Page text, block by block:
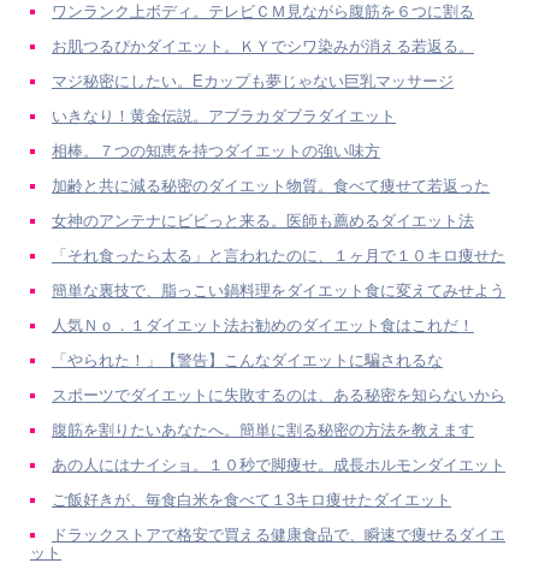
ワンランク上ボディ。テレビＣＭ見ながら腹筋を６つに割る
お肌つるぴかダイエット。ＫＹでシワ染みが消える若返る。
マジ秘密にしたい。Eカップも夢じゃない巨乳マッサージ
いきなり！黄金伝説。アブラカダブラダイエット
相棒。７つの知恵を持つダイエットの強い味方
加齢と共に減る秘密のダイエット物質。食べて痩せて若返った
女神のアンテナにビビっと来る。医師も薦めるダイエット法
「それ食ったら太る」と言われたのに、１ヶ月で１０キロ痩せた
簡単な裏技で、脂っこい鍋料理をダイエット食に変えてみせよう
人気Ｎｏ．１ダイエット法お勧めのダイエット食はこれだ！
「やられた！」【警告】こんなダイエットに騙されるな
スポーツでダイエットに失敗するのは、ある秘密を知らないから
腹筋を割りたいあなたへ。簡単に割る秘密の方法を教えます
あの人にはナイショ。１０秒で脚痩せ。成長ホルモンダイエット
ご飯好きが、毎食白米を食べて１3キロ痩せたダイエット
ドラックストアで格安で買える健康食品で、瞬速で痩せるダイエ
ット